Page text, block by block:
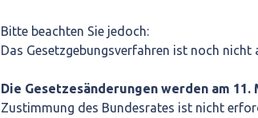
Bitte beachten Sie jedoch:
Das Gesetzgebungsverfahren ist noch nicht
Die Gesetzesänderungen werden am
Zustimmung des Bundesrates ist nicht